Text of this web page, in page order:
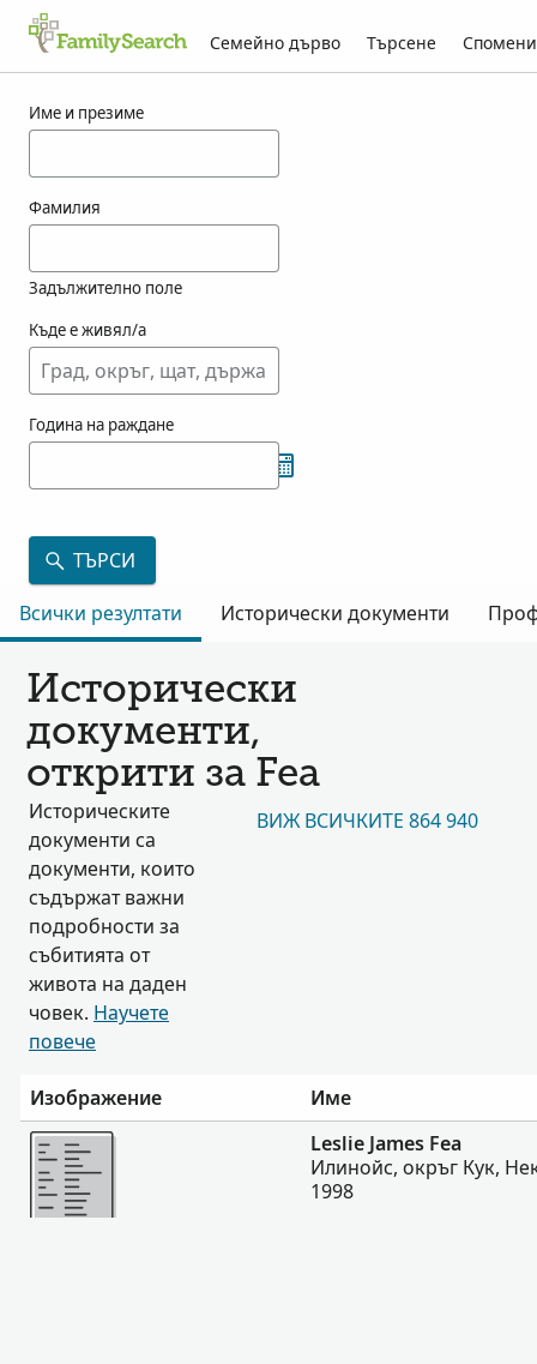
Семейно дърво Търсене Спомени
Име и презиме
Фамилия
Задължително поле
Къде е живял/а
Година на раждане
ТЪРСИ
Всички резултати
Исторически документи
Исторически
документи,
открити за Fea
Историческите
документи са
документи, които
съдържат важни
подробности за
събитията от
живота на даден
човек. Научете
повече
ВИЖ ВСИЧКИТЕ 864 940
Изображение
Име
Повече
Leslie James Fea
Илинойс, окръг Кук,
1998